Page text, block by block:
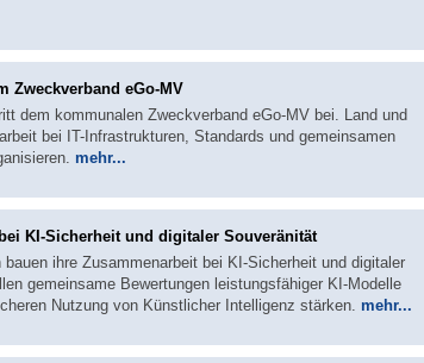
Zweckverband eGo-MV
dem kommunalen Zweckverband eGo-MV bei. Land und
bei IT-Infrastrukturen, Standards und gemeinsamen
mehr...
KI-Sicherheit und digitaler Souveränität
ihre Zusammenarbeit bei KI-Sicherheit und digitaler
gemeinsame Bewertungen leistungsfähiger KI-Modelle
Nutzung von Künstlicher Intelligenz stärken. mehr...